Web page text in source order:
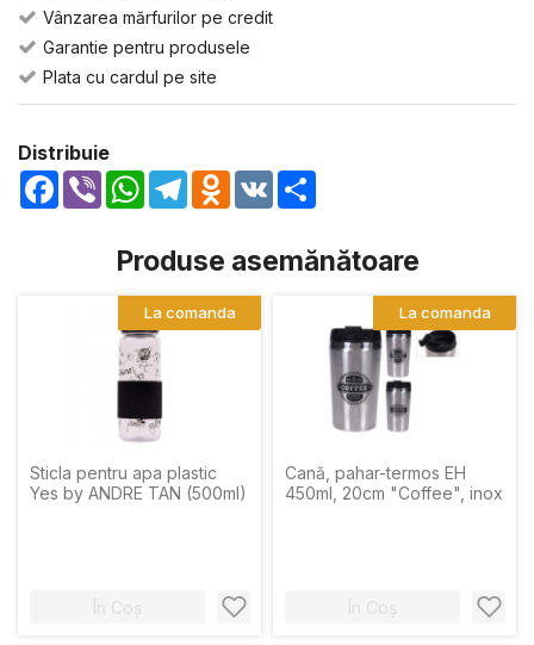
Vânzarea mărfurilor pe credit
Garantie pentru produsele
Plata cu cardul pe site
Distribuie
Facebook
Viber WhatsApp
TelegramOdnoklassniki
VK
Produse asemănătoare
Sticla pentru apa plastic
Yes by ANDRE TAN (500ml)
În Coș
La comanda
Cană, pahar-termos EH
450ml, 20cm "Coffee", inox
În Coș
La comanda